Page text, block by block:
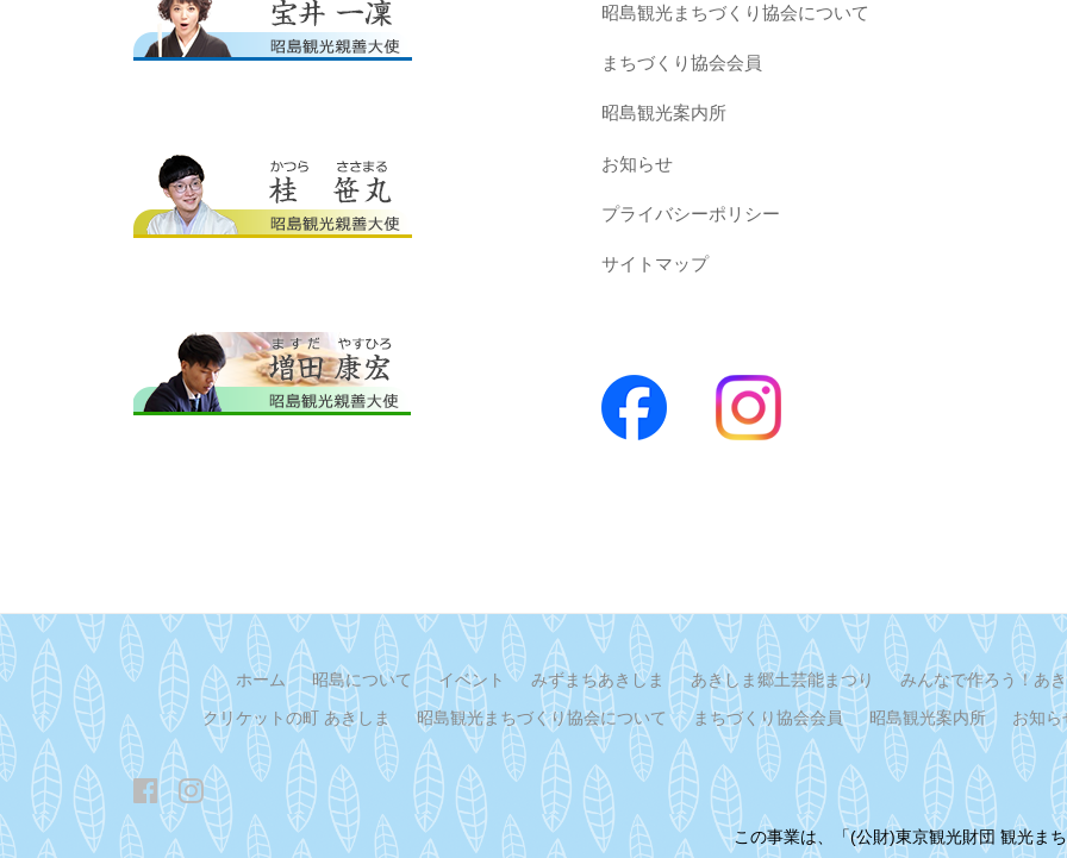
昭島観光まちづくり協会について
まちづくり協会会員
昭島観光案内所
お知らせ
プライバシーポリシー
サイトマップ
ホーム 昭島について イベント みずまちあきしま あきしま郷土芸能まつり
みんなで作ろう！あ
クリケットの町 あきしま
昭島観光まちづくり協会について まちづくり協会会員 昭島観光案内所 お知ら
Facebook
イ
ン
この事業は、「(公財)東京観光財団 観光ま